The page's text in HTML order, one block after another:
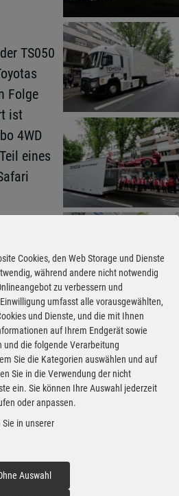
TS050
Folge
ist
4WD
eines
von
TR LH2
mit
Motor
vor
der
virtuelle
als
Cookies, den Web Storage und Dienste
während andere nicht notwendig
zu verbessern und
umfasst alle vorausgewählten,
und Dienste, und die mit Ihnen
auf Ihrem Endgerät sowie
und die folgende Verarbeitung
Sie die Kategorien auswählen und auf
Sie in die Verwendung der nicht
ein. Sie können Ihre Auswahl jederzeit
oder anpassen.
in unserer
Auswahl